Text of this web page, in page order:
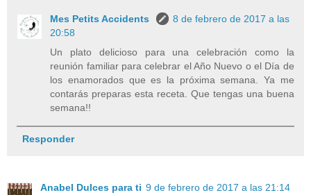
Mes Petits Accidents
8 de febrero de 2017 a las
20:58
Un plato delicioso para una celebración como la
reunión familiar para celebrar el Año Nuevo o el Día de
los enamorados que es la próxima semana. Ya me
contarás preparas esta receta. Que tengas una buena
semana!!
Responder
Anabel Dulces para ti 9 de febrero de 2017 a las 21:14